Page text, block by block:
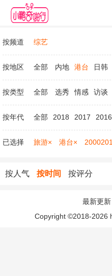
按频道 综艺
按地区 全部 内地 港台 日韩
按类型 全部 选秀 情感 访谈
按年代 全部 2018 2017 2016
已选择 旅游× 港台×
按人气 按时间 按评分
最新更新
Copyright ©2018-2026